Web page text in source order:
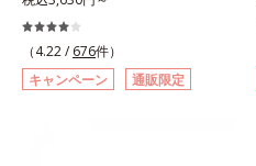
ラニンの生成を抑え、シミ・ソバカ
スを防ぐ*2 ナイアシンアミド（有
効成分）、水添大豆リン脂質、フィ
トステロール、水（基剤）、
リーム。ハリも透明感(*4)も結果主
義。年齢サイン(*5)の因子に着目し
た肌科学エイジングケア(*3)シリー
ズ。オルビスユー ドットシリーズ
（4.22 / 676件）
キャンペーン
通販限定